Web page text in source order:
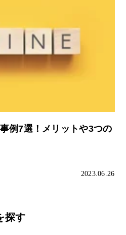
例7選！メリットや3つの
2023.06.26
探す